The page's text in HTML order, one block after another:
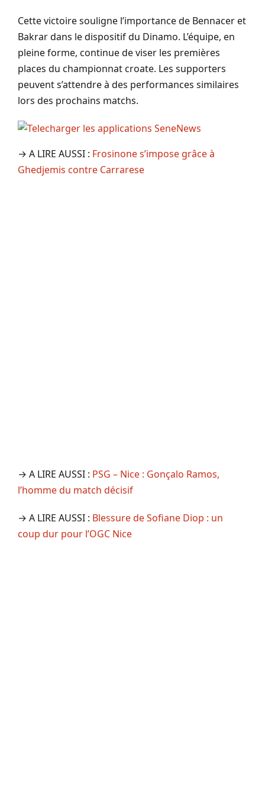
Cette victoire souligne l’importance de Bennacer et
Bakrar dans le dispositif du Dinamo. L’équipe, en
pleine forme, continue de viser les premières
places du championnat croate. Les supporters
peuvent s’attendre à des performances similaires
lors des prochains matchs.
→ A LIRE AUSSI : Frosinone s’impose grâce à
Ghedjemis contre Carrarese
→ A LIRE AUSSI : PSG – Nice : Gonçalo Ramos,
l’homme du match décisif
→ A LIRE AUSSI : Blessure de Sofiane Diop : un
coup dur pour l’OGC Nice